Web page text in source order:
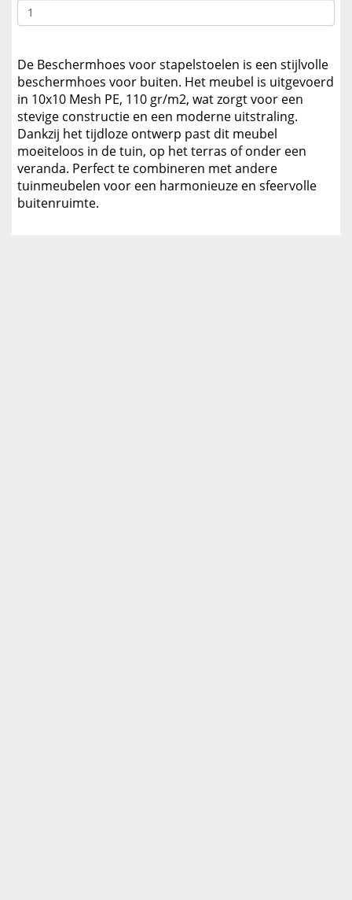
De Beschermhoes voor stapelstoelen is een stijlvolle
beschermhoes voor buiten. Het meubel is uitgevoerd
in 10x10 Mesh PE, 110 gr/m2, wat zorgt voor een
stevige constructie en een moderne uitstraling.
Dankzij het tijdloze ontwerp past dit meubel
moeiteloos in de tuin, op het terras of onder een
veranda. Perfect te combineren met andere
tuinmeubelen voor een harmonieuze en sfeervolle
buitenruimte.